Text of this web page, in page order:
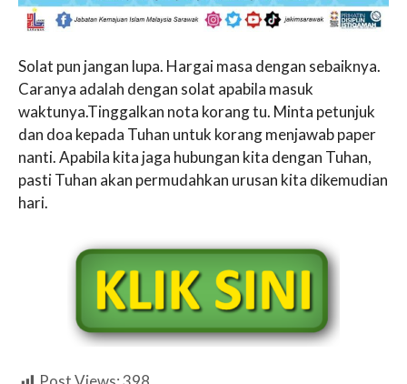
Solat pun jangan lupa. Hargai masa dengan sebaiknya.
Caranya adalah dengan solat apabila masuk
waktunya.Tinggalkan nota korang tu. Minta petunjuk
dan doa kepada Tuhan untuk korang menjawab paper
nanti. Apabila kita jaga hubungan kita dengan Tuhan,
pasti Tuhan akan permudahkan urusan kita dikemudian
hari.